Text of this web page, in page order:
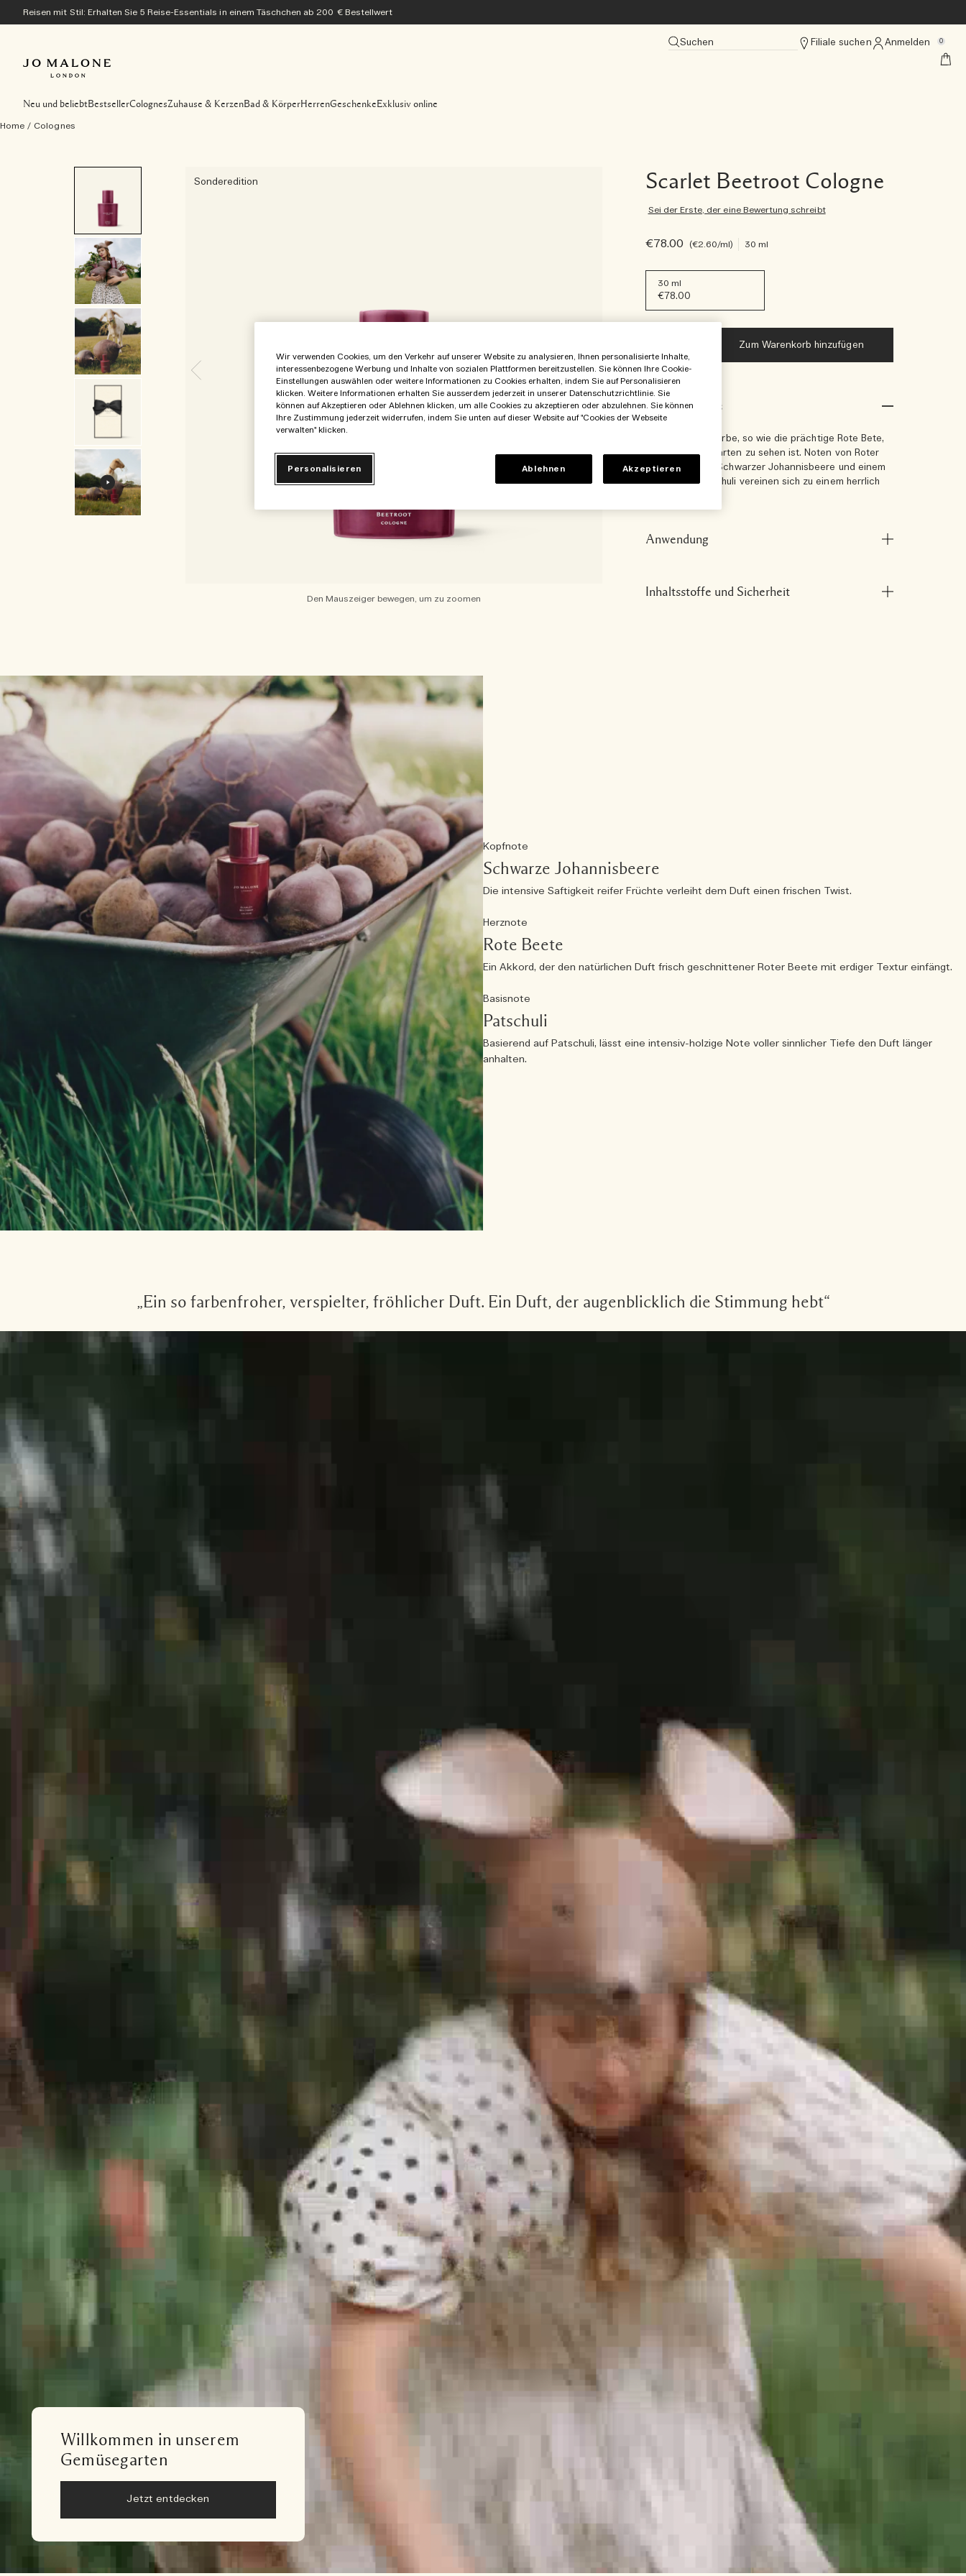
Reisen mit Stil: Erhalten Sie 5 Reise-Essentials in einem Täschchen ab 200 € Bestellwert
Suchen Filiale suchen Anmelden 0
Neu und beliebtBestsellerColognesZuhause & KerzenBad & KörperHerrenGeschenke Exklusiv online
Home / Colognes
Scarlet Beetroot Cologne
Sei der Erste, der eine Bewertung schreibt
Sonderedition
Den Mauszeiger bewegen, um zu zoomen
€78.00 €2.60/ml 30 ml
30 ml
€78.00
Zum Warenkorb hinzufügen
Produktdetails
Alles ist voller Farbe, so wie die prächtige Rote Bete,
die im Gemüsegarten zu sehen ist. Noten von Roter
Bete, spritziger Schwarzer Johannisbeere und einem
Hauch von Patschuli vereinen sich zu einem herrlich
Anwendung
Inhaltsstoffe und Sicherheit
Kopfnote
Schwarze Johannisbeere
Die intensive Saftigkeit reifer Früchte verleiht dem Duft einen frischen Twist.
Herznote
Rote Beete
Ein Akkord, der den natürlichen Duft frisch geschnittener Roter Beete mit erdiger Textur einfängt.
Basisnote
Patschuli
Basierend auf Patschuli, lässt eine intensiv-holzige Note voller sinnlicher Tiefe den Duft länger
anhalten.
„Ein so farbenfroher, verspielter, fröhlicher Duft. Ein Duft, der augenblicklich die Stimmung hebt“
Willkommen in unserem
Gemüsegarten
Jetzt entdecken
Wir verwenden Cookies, um den Verkehr auf unserer Website zu analysieren, Ihnen personalisierte Inhalte,
interessenbezogene Werbung und Inhalte von sozialen Plattformen bereitzustellen. Sie können Ihre Cookie-
Einstellungen auswählen oder weitere Informationen zu Cookies erhalten, indem Sie auf Personalisieren
klicken. Weitere Informationen erhalten Sie ausserdem jederzeit in unserer Datenschutzrichtlinie. Sie
können auf Akzeptieren oder Ablehnen klicken, um alle Cookies zu akzeptieren oder abzulehnen. Sie können
Ihre Zustimmung jederzeit widerrufen, indem Sie unten auf dieser Website auf "Cookies der Webseite
verwalten" klicken.
Personalisieren Ablehnen Akzeptieren